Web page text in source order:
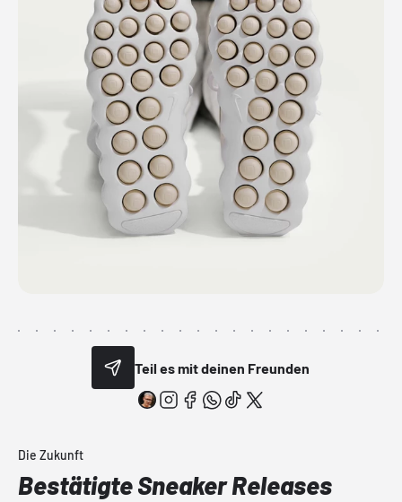
Teil es mit deinen Freunden
Die Zukunft
Bestätigte Sneaker Releases